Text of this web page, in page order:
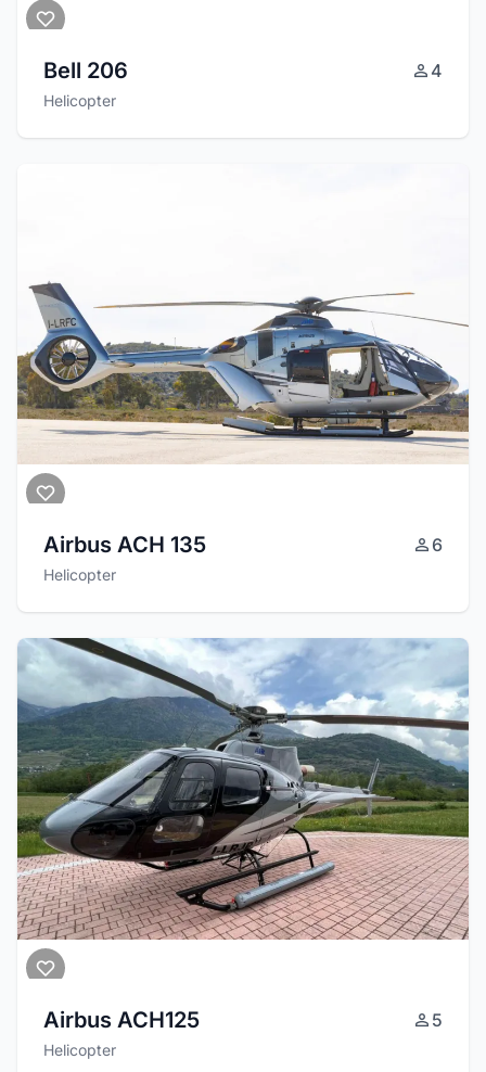
Bell 206 4
Helicopter
Airbus ACH 135 6
Helicopter
Airbus ACH125 5
Helicopter